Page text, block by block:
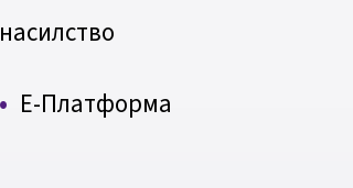
насилство
Е-Платформа